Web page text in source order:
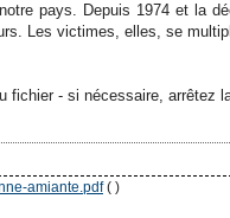
pays. Depuis 1974 et la
Les victimes, elles, se
fichier - si nécessaire, arrêtez
amiante.pdf( )